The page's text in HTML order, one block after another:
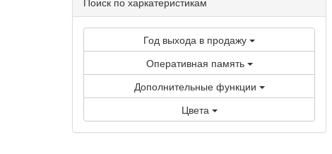
Год выхода в продажу
Оперативная память
Дополнительные функции
Цвета